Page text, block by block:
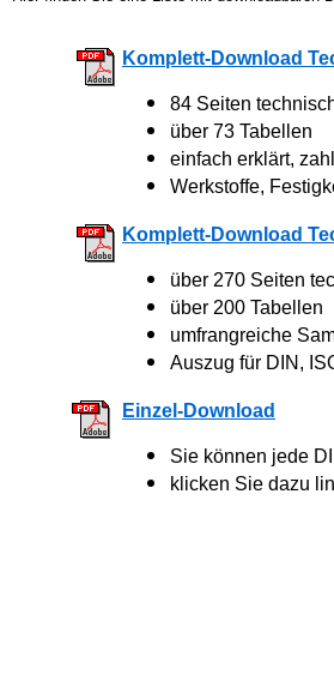
Komplett-Download
84 Seiten
über 73 Tabellen
einfach erklärt,
Werkstoffe,
Komplett-Download
über 270 Seiten
über 200 Tabellen
umfrangreiche
Auszug für DIN,
Einzel-Download
Sie können jede
klicken Sie dazu